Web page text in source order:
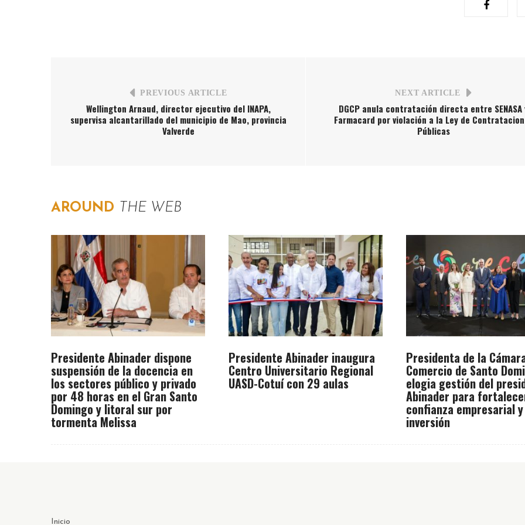
PREVIOUS ARTICLE
Wellington Arnaud, director ejecutivo del INAPA,
supervisa alcantarillado del municipio de Mao, provincia
Valverde
NEXT ARTICLE
DGCP anula contratación directa entre SENASA
Farmacard por violación a la Ley de
Públicas
AROUND THE WEB
Presidente Abinader dispone
suspensión de la docencia en
los sectores público y privado
por 48 horas en el Gran Santo
Domingo y litoral sur por
tormenta Melissa
Presidente Abinader inaugura
Centro Universitario Regional
UASD-Cotuí con 29 aulas
Presidenta de la
Comercio de Santo
elogia gestión del
Abinader para
confianza empresarial
inversión
Inicio